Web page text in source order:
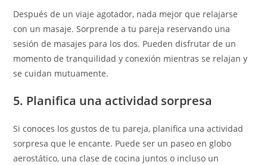
Después de un viaje agotador, nada mejor que relajarse
con un masaje. Sorprende a tu pareja reservando una
sesión de masajes para los dos. Pueden disfrutar de un
momento de tranquilidad y conexión mientras se relajan y
se cuidan mutuamente.
5. Planifica una actividad sorpresa
Si conoces los gustos de tu pareja, planifica una actividad
sorpresa que le encante. Puede ser un paseo en globo
aerostático, una clase de cocina juntos o incluso un